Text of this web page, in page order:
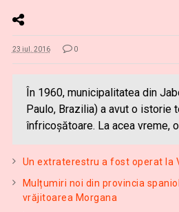
23 iul. 2016 0
În 1960, municipalitatea din
Paulo, Brazilia) a avut o istorie
înfricoșătoare. La acea vreme,
Un extraterestru a fost operat la
Mulțumiri noi din provincia
vrăjitoarea Morgana